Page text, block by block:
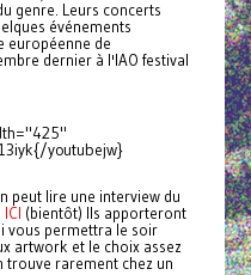
genre. Leurs concerts
événements
européenne de
dernier à l'IAO festival
youtubejw}
peut lire une interview du
ICI (bientôt) Ils apporteront
vous permettra le soir
artwork et le choix assez
trouve rarement chez un